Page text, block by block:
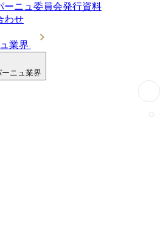
ーニュ委員会発行資料
わせ
業界
ニュ業界